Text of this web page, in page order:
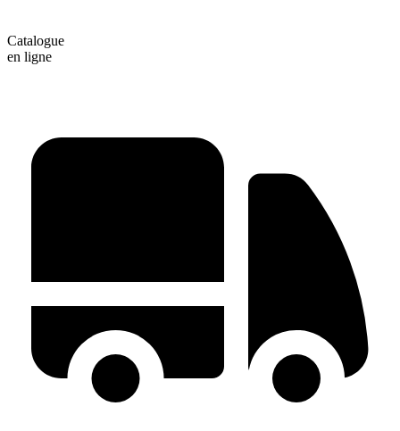
Catalogue
en ligne